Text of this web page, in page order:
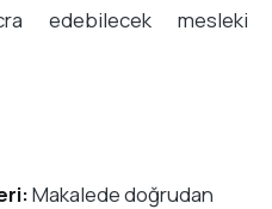
edebilecek mesleki
Makalede doğrudan